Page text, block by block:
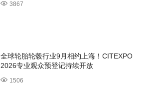
3867
全球轮胎轮毂行业9月相约上海！CITEXPO
2026专业观众预登记持续开放
1506